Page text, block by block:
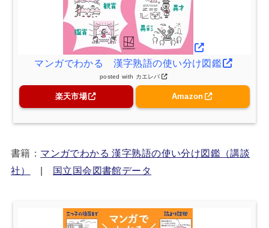
マンガでわかる 漢字熟語の使い分け図鑑
posted with カエレバ
楽天市場 Amazon
書籍： マンガでわかる 漢字熟語の使い分け図鑑（講談
社）
| 国立国会図書館データ